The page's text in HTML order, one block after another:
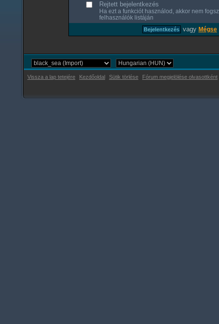
Rejtett bejelentkezés
Ha ezt a funkciót használod, akkor nem
felhasználók listáján
vagy Mégse
Vissza a lap tetejére Kezdőoldal Sütik törlése Fórum megjelölése olvasottként